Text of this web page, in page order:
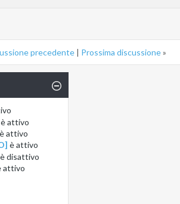
precedente | Prossima discussione»
èattivo
èattivo
èattivo
èdisattivo
attivo